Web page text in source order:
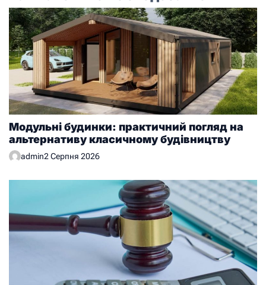
Модульні будинки: практичний погляд на
альтернативу класичному будівництву
admin2 Серпня 2026